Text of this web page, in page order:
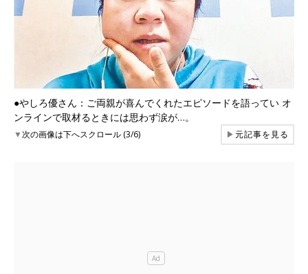
●やしろ優さん：ご両親が喜んでくれたエピソードを語ってい オ
ンラインで取材るときには思わず涙が…。
▼次の画像は下へスクロール (3/6) ▶元記事を見る